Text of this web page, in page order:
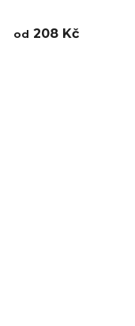
od 208 Kč